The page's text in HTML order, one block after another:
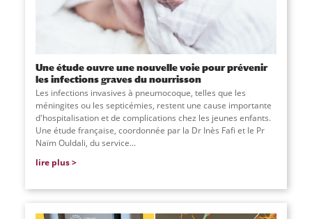
Une étude ouvre une nouvelle voie pour prévenir
les infections graves du nourrisson
Les infections invasives à pneumocoque, telles que les
méningites ou les septicémies, restent une cause importante
d'hospitalisation et de complications chez les jeunes enfants.
Une étude française, coordonnée par la Dr Inès Fafi et le Pr
Naïm Ouldali, du service...
lire plus